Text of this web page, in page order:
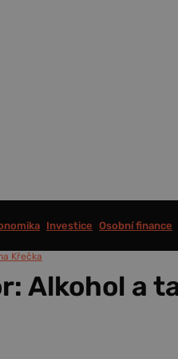
Investice Osobní finance
Křečka
Alkohol a